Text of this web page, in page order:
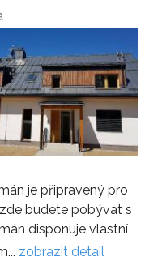
je připravený pro
budete pobývat s
disponuje vlastní
zobrazit detail